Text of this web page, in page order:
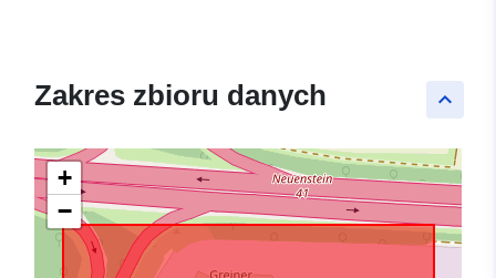
keyboard_arrow_up
Zakres zbioru danych
+
−